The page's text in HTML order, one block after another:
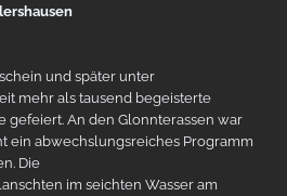
und später unter
mehr als tausend begeisterte
gefeiert. An den Glonnterassen war
ein abwechslungsreiches Programm
Die
im seichten Wasser am